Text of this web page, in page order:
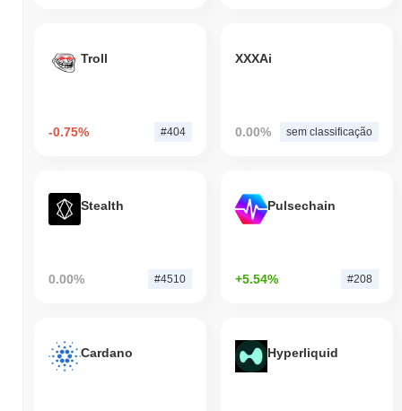
Troll
-0.75% #404
XXXAi
0.00% sem classificação
Stealth
0.00% #4510
Pulsechain
+5.54% #208
Cardano Hyperliquid